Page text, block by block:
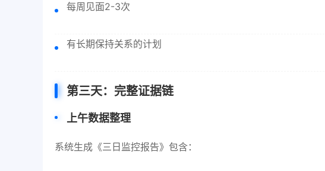
每周见面2-3次
有长期保持关系的计划
第三天：完整证据链
上午数据整理
系统生成《三日监控报告》包含：